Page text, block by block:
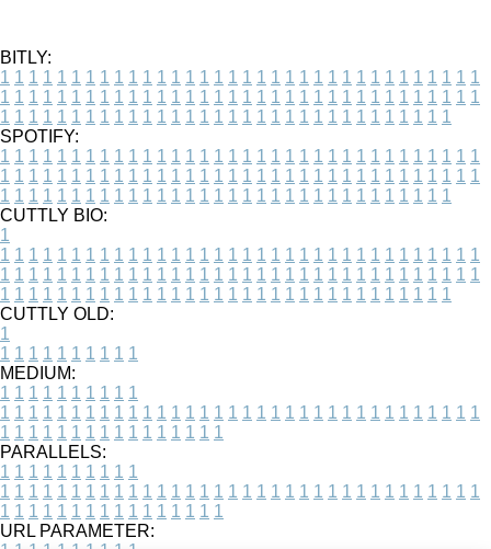
BITLY:
1 1 1 1 1 1 1 1 1 1 1 1 1 1 1 1 1 1 1 1 1 1 1 1 1 1 1 1 1 1 1 1 1 1
1 1 1 1 1 1 1 1 1 1 1 1 1 1 1 1 1 1 1 1 1 1 1 1 1 1 1 1 1 1 1 1 1 1
1 1 1 1 1 1 1 1 1 1 1 1 1 1 1 1 1 1 1 1 1 1 1 1 1 1 1 1 1 1 1 1
SPOTIFY:
1 1 1 1 1 1 1 1 1 1 1 1 1 1 1 1 1 1 1 1 1 1 1 1 1 1 1 1 1 1 1 1 1 1
1 1 1 1 1 1 1 1 1 1 1 1 1 1 1 1 1 1 1 1 1 1 1 1 1 1 1 1 1 1 1 1 1 1
1 1 1 1 1 1 1 1 1 1 1 1 1 1 1 1 1 1 1 1 1 1 1 1 1 1 1 1 1 1 1 1
CUTTLY BIO:
1
1 1 1 1 1 1 1 1 1 1 1 1 1 1 1 1 1 1 1 1 1 1 1 1 1 1 1 1 1 1 1 1 1 1
1 1 1 1 1 1 1 1 1 1 1 1 1 1 1 1 1 1 1 1 1 1 1 1 1 1 1 1 1 1 1 1 1 1
1 1 1 1 1 1 1 1 1 1 1 1 1 1 1 1 1 1 1 1 1 1 1 1 1 1 1 1 1 1 1 1
CUTTLY OLD:
1
1 1 1 1 1 1 1 1 1 1
MEDIUM:
1 1 1 1 1 1 1 1 1 1
1 1 1 1 1 1 1 1 1 1 1 1 1 1 1 1 1 1 1 1 1 1 1 1 1 1 1 1 1 1 1 1 1 1
1 1 1 1 1 1 1 1 1 1 1 1 1 1 1 1
PARALLELS:
1 1 1 1 1 1 1 1 1 1
1 1 1 1 1 1 1 1 1 1 1 1 1 1 1 1 1 1 1 1 1 1 1 1 1 1 1 1 1 1 1 1 1 1
1 1 1 1 1 1 1 1 1 1 1 1 1 1 1 1
URL PARAMETER: